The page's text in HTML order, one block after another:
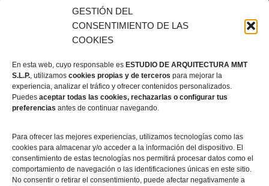
GESTIÓN DEL
CONSENTIMIENTO DE LAS
COOKIES
En esta web, cuyo responsable es ESTUDIO DE ARQUITECTURA MMT
S.L.P., utilizamos cookies propias y de terceros para mejorar la
experiencia, analizar el tráfico y ofrecer contenidos personalizados.
Puedes aceptar todas las cookies, rechazarlas o configurar tus
preferencias antes de continuar navegando.
Para ofrecer las mejores experiencias, utilizamos tecnologías como las
cookies para almacenar y/o acceder a la información del dispositivo. El
consentimiento de estas tecnologías nos permitirá procesar datos como el
comportamiento de navegación o las identificaciones únicas en este sitio.
No consentir o retirar el consentimiento, puede afectar negativamente a
Equipo de nuestra
empresa
En MMT Arquitectos contamos con un equipo
totalmente cualificado en el sector, ofreciendo así,